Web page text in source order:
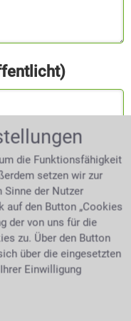
die Funktionsfähigkeit
setzen wir zur
der Nutzer
auf den Button „Cookies
der von uns für die
zu. Über den Button
über die eingesetzten
Einwilligung